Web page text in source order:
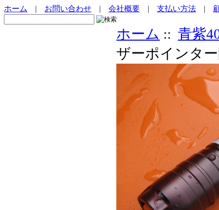
ホーム | お問い合わせ | 会社概要 | 支払い方法 |
ホーム :: 青紫
ザーポインタ